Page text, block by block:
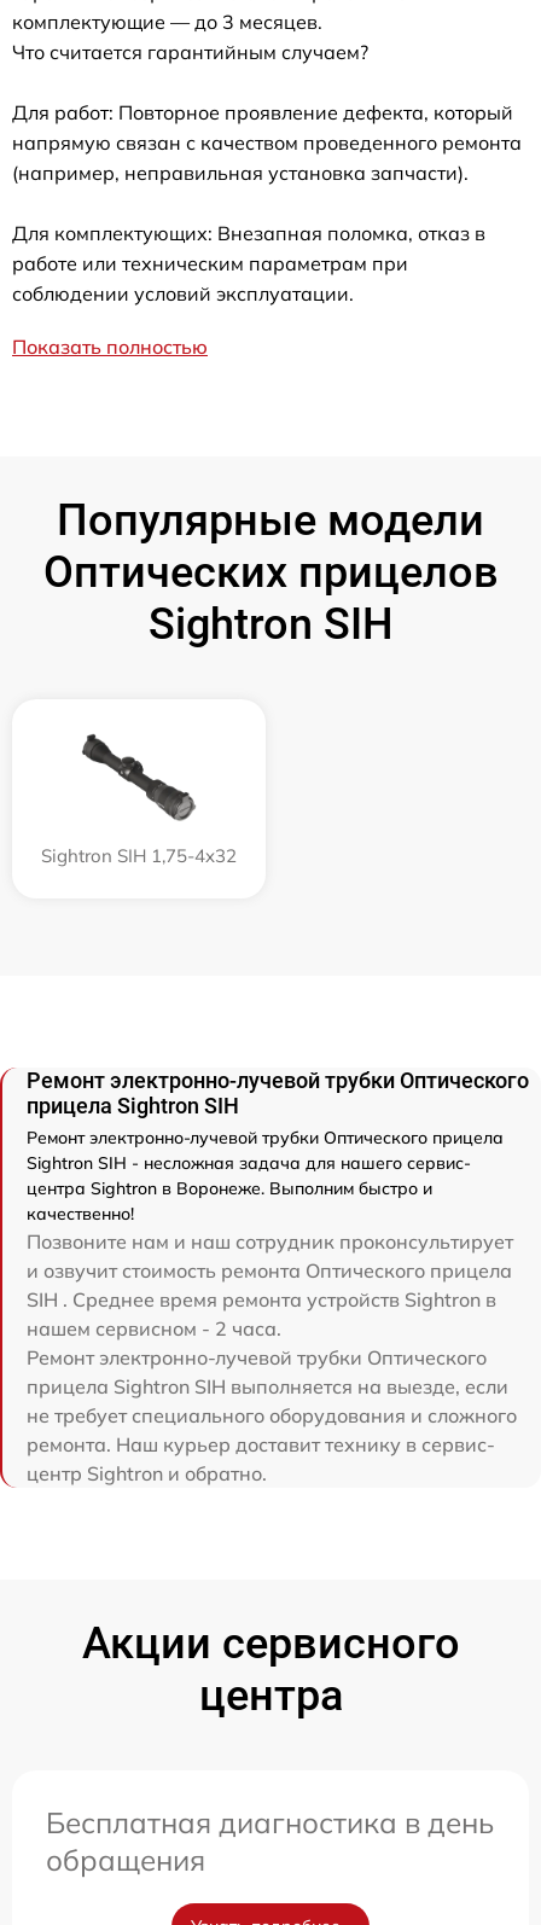
комплектующие — до 3 месяцев.
Что считается гарантийным случаем?
Для работ: Повторное проявление дефекта, который
напрямую связан с качеством проведенного ремонта
(например, неправильная установка запчасти).
Для комплектующих: Внезапная поломка, отказ в
работе или техническим параметрам при
соблюдении условий эксплуатации.
Показать полностью
Популярные модели
Оптических прицелов
Sightron SIH
Sightron SIH 1,75-4x32
Ремонт электронно-лучевой трубки Оптического
прицела Sightron SIH
Ремонт электронно-лучевой трубки Оптического прицела
Sightron SIH - несложная задача для нашего сервис-
центра Sightron в Воронеже. Выполним быстро и
качественно!
Позвоните нам и наш сотрудник проконсультирует
и озвучит стоимость ремонта Оптического прицела
SIH . Среднее время ремонта устройств Sightron в
нашем сервисном - 2 часа.
Ремонт электронно-лучевой трубки Оптического
прицела Sightron SIH выполняется на выезде, если
не требует специального оборудования и сложного
ремонта. Наш курьер доставит технику в сервис-
центр Sightron и обратно.
Акции сервисного
центра
Бесплатная диагностика в день
обращения